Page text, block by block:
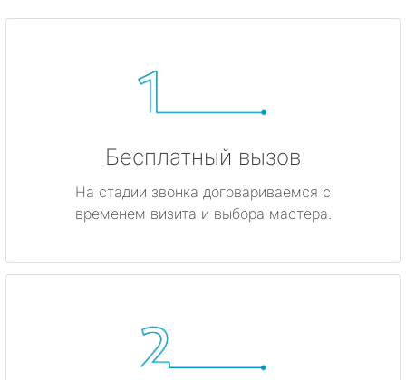
Бесплатный вызов
На стадии звонка договариваемся с
временем визита и выбора мастера.